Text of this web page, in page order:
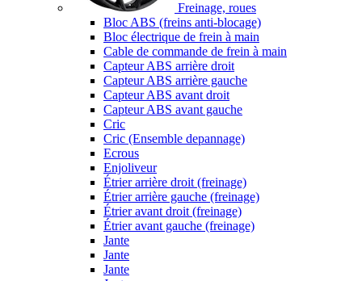
Freinage, roues
Bloc ABS (freins anti-blocage)
Bloc électrique de frein à main
Cable de commande de frein à main
Capteur ABS arrière droit
Capteur ABS arrière gauche
Capteur ABS avant droit
Capteur ABS avant gauche
Cric
Cric (Ensemble depannage)
Ecrous
Enjoliveur
Étrier arrière droit (freinage)
Étrier arrière gauche (freinage)
Étrier avant droit (freinage)
Étrier avant gauche (freinage)
Jante
Jante
Jante